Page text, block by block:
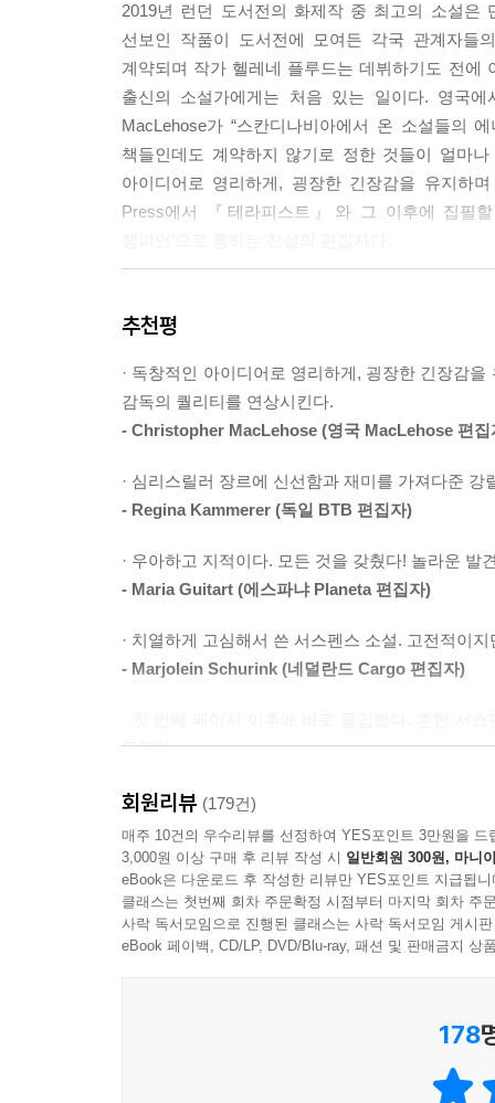
왜냐하면 그들은 지금 여기 있기 때문이다. 내게
결론이다. 왜 그래, 시구르? 그냥 나타나서 너의
--- p.55
불안이 나를 장악했다. 주방에서 차를 우리며 나
락한 지 이틀이 넘었다. 내가 나의 심리치료자라
집증적 성향이 심해지는 것도 이상하지 않다. 나
안 된다. 나를 두렵게 하는 생각이 더 진실한 것은
올 것이고 이 악몽은 끝날 것이다.
바로 그때 나는 알아차린다. 시구르의 도면통. 그
--- pp.100~101
2019년 런던 도서전의 화제작 중 최고의 소설은
선보인 작품이 도서전에 모여든 각국 관계자들
계약되며 작가 헬레네 플루드는 데뷔하기도 전에
출신의 소설가에게는 처음 있는 일이다. 영국
MacLehose가 “스칸디나비아에서 온 소설들의
책들인데도 계약하지 않기로 정한 것들이 얼마
아이디어로 영리하게, 굉장한 긴장감을 유지하
Press에서 『테라피스트』와 그 이후에 집필
심리스릴러, 『테라피스트』가 여름을 맞아 푸른
남자들이 거짓말을 한다면
그 첫 번째 대상은 그들의 아내가 아닌가?
금요일 이른 아침, 사라가 자고 있는 새에 남편
한 후 여느 날과 같은 하루를 보낸다. 심리치료
트뤼그베. 환자 둘을 보고 점심을 먹으며 남편이
이상하게 생각한다.
수도 있고, 시구르는 일단 사무실에 들를 생각
있었다는 내 기억이 사실은 그저께의 기억일 수도
하루 일과를 마치고 운동을 한 후, 전철을 타고 집
씨의 전화다.
사라는 혼란스럽다. 그러면 남편은 아침 일찍 토
추천평
· 독창적인 아이디어로 영리하게, 굉장한 긴장감
감독의 퀄리티를 연상시킨다.
- Christopher MacLehose (영국 MacLehose 편집
· 심리스릴러 장르에 신선함과 재미를 가져다준 강
- Regina Kammerer (독일 BTB 편집자)
· 우아하고 지적이다. 모든 것을 갖췄다! 놀라운 발
- Maria Guitart (에스파냐 Planeta 편집자)
· 치열하게 고심해서 쓴 서스펜스 소설. 고전적이
- Marjolein Schurink (네덜란드 Cargo 편집자)
돋았다.
회원리뷰 (179건)
매주 10건의 우수리뷰를 선정하여 YES포인트 3만원을 드
3,000원 이상 구매 후 리뷰 작성 시 일반회원 300원, 마니
eBook은 다운로드 후 작성한 리뷰만 YES포인트 지급됩니
클래스는 첫번째 회차 주문확정 시점부터 마지막 회차 주
사락 독서모임으로 진행된 클래스는 사락 독서모임 게시
eBook 페이백, CD/LP, DVD/Blu-ray, 패션 및 판매금지 상
178